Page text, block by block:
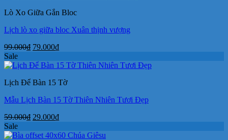
24.000₫.
Lò Xo Giữa Gắn Bloc
Lịch lò xo giữa bloc Xuân thịnh vượng
99.000₫ Giá
là:
79.000₫Giá
tại
79.000₫.
Sale
Lịch Để Bàn 15 Tờ
Mẫu Lịch Bàn 15 Tờ Thiên Nhiên Tươi Đẹp
59.000₫ Giá
là:
29.000₫Giá
tại
Sale